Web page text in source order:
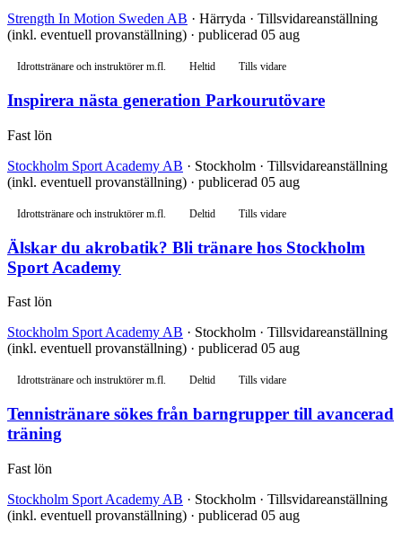
Strength In Motion Sweden AB · Härryda · Tillsvidareanställning
(inkl. eventuell provanställning) · publicerad 05 aug
Idrottstränare och instruktörer m.fl. Heltid Tills vidare
Inspirera nästa generation Parkourutövare
Fast lön
Stockholm Sport Academy AB · Stockholm · Tillsvidareanställning
(inkl. eventuell provanställning) · publicerad 05 aug
Idrottstränare och instruktörer m.fl. Deltid Tills vidare
Älskar du akrobatik? Bli tränare hos Stockholm
Sport Academy
Fast lön
Stockholm Sport Academy AB · Stockholm · Tillsvidareanställning
(inkl. eventuell provanställning) · publicerad 05 aug
Idrottstränare och instruktörer m.fl. Deltid Tills vidare
Tennistränare sökes från barngrupper till avancerad
träning
Fast lön
Stockholm Sport Academy AB · Stockholm · Tillsvidareanställning
(inkl. eventuell provanställning) · publicerad 05 aug